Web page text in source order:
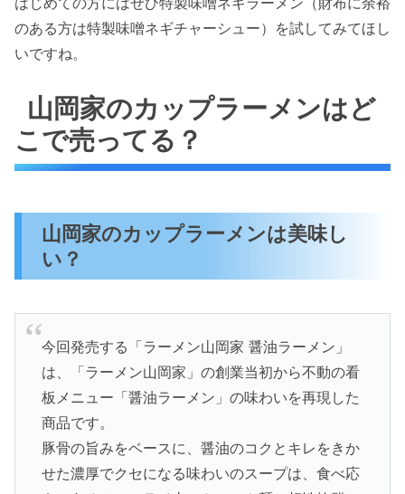
のある方は特製味噌ネギチャーシュー）を試してみてほし
いですね。
山岡家のカップラーメンはど
こで売ってる？
山岡家のカップラーメンは美味し
い？
今回発売する「ラーメン山岡家 醤油ラーメン」
は、「ラーメン山岡家」の創業当初から不動の看
板メニュー「醤油ラーメン」の味わいを再現した
商品です。
豚骨の旨みをベースに、醤油のコクとキレをきか
せた濃厚でクセになる味わいのスープは、食べ応